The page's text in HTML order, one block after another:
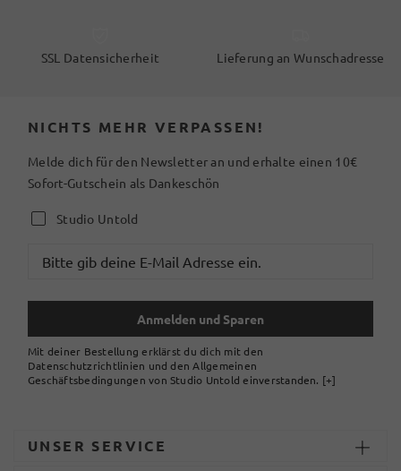
SSL Datensicherheit Lieferung an Wunschadresse
NICHTS MEHR VERPASSEN!
Melde dich für den Newsletter an und erhalte einen 10€
Sofort-Gutschein als Dankeschön
Studio Untold
Anmelden und Sparen
Mit deiner Bestellung erklärst du dich mit den
Datenschutzrichtlinien und den Allgemeinen
Geschäftsbedingungen von Studio Untold einverstanden. [+]
UNSER SERVICE